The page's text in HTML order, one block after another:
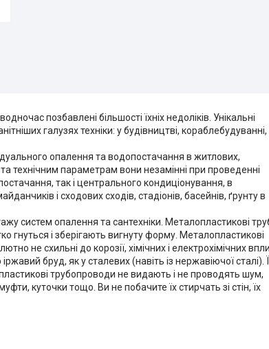
позбавлені більшості їхніх недоліків. Унікальні
галузях техніки: у будівництві, кораблебудуванні,
опалення та водопостачання в житлових,
технічним параметрам вони незамінні при проведенні
так і центрального кондиціонування, в
і сходових сходів, стадіонів, басейнів, ґрунту в
систем опалення та сантехніки. Металопластикові
гнуться і зберігають вигнуту форму. Металопластикові
не схильні до корозії, хімічних і електрохімічних
бруд, як у сталевих (навіть із нержавіючої сталі).
трубопроводи не видають і не проводять шум,
куточки тощо. Ви не побачите їх стирчать зі стін, їх